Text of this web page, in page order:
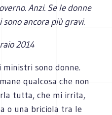
Anzi. Se le donne
ancora più gravi.
2014
sono donne.
qualcosa che non
tutta, che mi irrita,
o una briciola tra le